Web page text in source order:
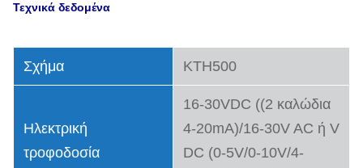
Τεχνικά δεδομένα
Σχήμα KTH500
Ηλεκτρική
τροφοδοσία
16-30VDC ((2 καλώδια
4-20mA)/16-30V AC ή V
DC (0-5V/0-10V/4-